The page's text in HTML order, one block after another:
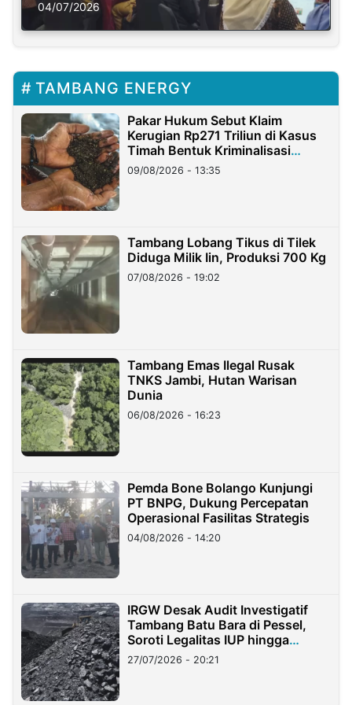
Solusi Krisis Iklim
04/07/2026
TAMBANG ENERGY
Pakar Hukum Sebut Klaim
Kerugian Rp271 Triliun di Kasus
Timah Bentuk Kriminalisasi
Terhadap Usaha
09/08/2026 - 13:35
Tambang Lobang Tikus di Tilek
Diduga Milik Iin, Produksi 700 Kg
07/08/2026 - 19:02
Tambang Emas Ilegal Rusak
TNKS Jambi, Hutan Warisan
Dunia
06/08/2026 - 16:23
Pemda Bone Bolango Kunjungi
PT BNPG, Dukung Percepatan
Operasional Fasilitas Strategis
04/08/2026 - 14:20
IRGW Desak Audit Investigatif
Tambang Batu Bara di Pessel,
Soroti Legalitas IUP hingga
Stockpile
27/07/2026 - 20:21